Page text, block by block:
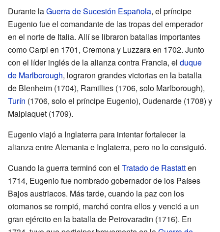
Durante laGuerra de Sucesión Española, el príncipe
Eugenio fue el comandante de las tropas del emperador
en el norte de Italia. Allí se libraron batallas importantes
como Carpi en 1701, Cremona y Luzzara en 1702. Junto
con el líder inglés de la alianza contra Francia, el duque
de Marlborough, lograron grandes victorias en la batalla
de Blenheim (1704), Ramillies (1706, solo Marlborough),
Turín (1706, solo el príncipe Eugenio), Oudenarde (1708) y
Malplaquet (1709).
Eugenio viajó a Inglaterra para intentar fortalecer la
alianza entre Alemania e Inglaterra, pero no lo consiguió.
Cuando la guerra terminó con el Tratado de Rastatten
1714, Eugenio fue nombrado gobernador de los Países
Bajos austriacos. Más tarde, cuando la paz con los
otomanos se rompió, marchó contra ellos y venció a un
gran ejército en la batalla de Petrovaradin (1716). En